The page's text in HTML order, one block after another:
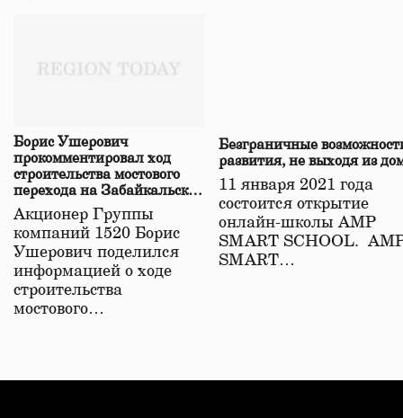
Борис Ушерович
прокомментировал ход
строительства мостового
перехода на Забайкальской
железной дороге
Акционер Группы
компаний 1520 Борис
Ушерович поделился
информацией о ходе
строительства
мостового…
Безграничные
развития, не выходя из
11 января 2021 года
состоится открытие
онлайн-школы АМР
SMART SCHOOL.
SMART…